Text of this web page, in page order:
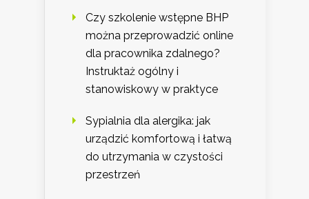
Czy szkolenie wstępne BHP
można przeprowadzić online
dla pracownika zdalnego?
Instruktaż ogólny i
stanowiskowy w praktyce
Sypialnia dla alergika: jak
urządzić komfortową i łatwą
do utrzymania w czystości
przestrzeń